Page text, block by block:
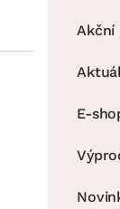
Akční
E-